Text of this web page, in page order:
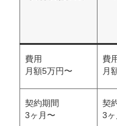
費用
月額5万円〜
費
月
契約期間
3ヶ月〜
契
3ヶ